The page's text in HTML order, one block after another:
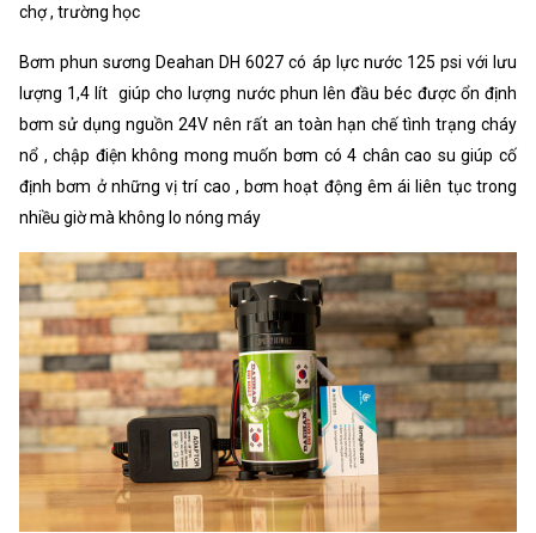
chợ , trường học
Bơm phun sương Deahan DH 6027 có áp lực nước 125 psi với lưu
lượng 1,4 lít giúp cho lượng nước phun lên đầu béc được ổn định
bơm sử dụng nguồn 24V nên rất an toàn hạn chế tình trạng cháy
nổ , chập điện không mong muốn bơm có 4 chân cao su giúp cố
định bơm ở những vị trí cao , bơm hoạt động êm ái liên tục trong
nhiều giờ mà không lo nóng máy